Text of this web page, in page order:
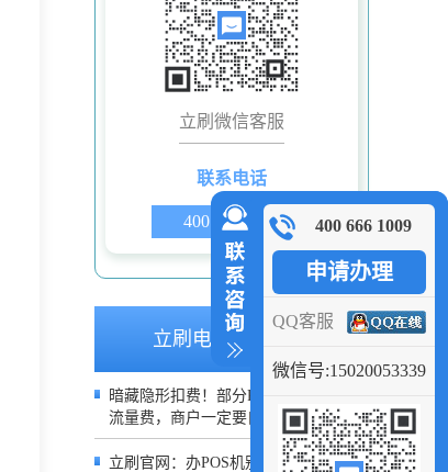
立刷微信客服
联系电话
400 666 1009
立刷电签推荐文章
暗藏隐形扣费！部分POS半年被扣199
流量费，商户一定要自查账单
立刷官网：办POS机别只图费率低，小
400 666 1009
申请办理
QQ客服
微信号:15020053339